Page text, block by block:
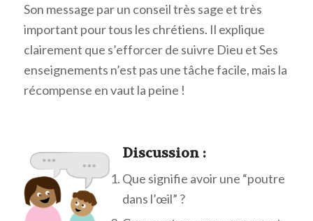
Son message par un conseil très sage et très
important pour tous les chrétiens. Il explique
clairement que s’efforcer de suivre Dieu et Ses
enseignements n’est pas une tâche facile, mais la
récompense en vaut la peine !
Discussion :
Que signifie avoir une “poutre
dans l’œil” ?